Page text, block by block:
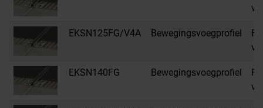
EKSN125FG/V4A Bewegingsvoegprofiel
EKSN140FG Bewegingsvoegprofiel